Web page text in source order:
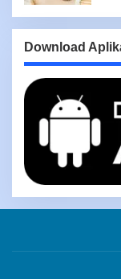
Download